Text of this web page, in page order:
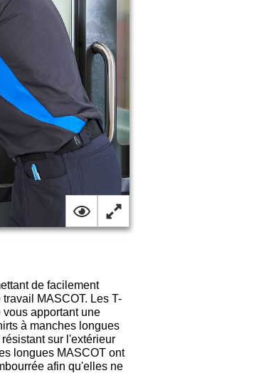
de facilement
MASCOT. Les T-
apportant une
à manches longues
sur l'extérieur
longues MASCOT ont
afin qu'elles ne